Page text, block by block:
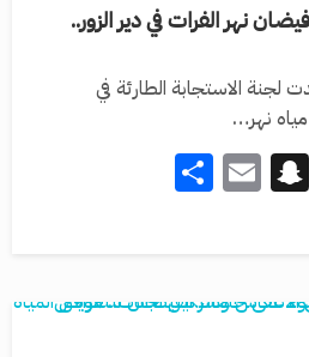
نهر الفرات في دير الزور..
لجنة الاستجابة الطارئة في
نهر…
Viber
Snapchat
Email